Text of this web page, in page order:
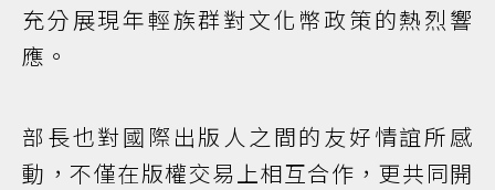
充分展現年輕族群對文化幣政策的熱烈響
應。
部長也對國際出版人之間的友好情誼所感
動，不僅在版權交易上相互合作，更共同開